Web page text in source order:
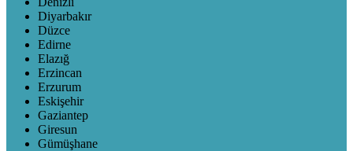
Diyarbakır
Düzce
Edirne
Elazığ
Erzincan
Erzurum
Eskişehir
Gaziantep
Giresun
Gümüşhane